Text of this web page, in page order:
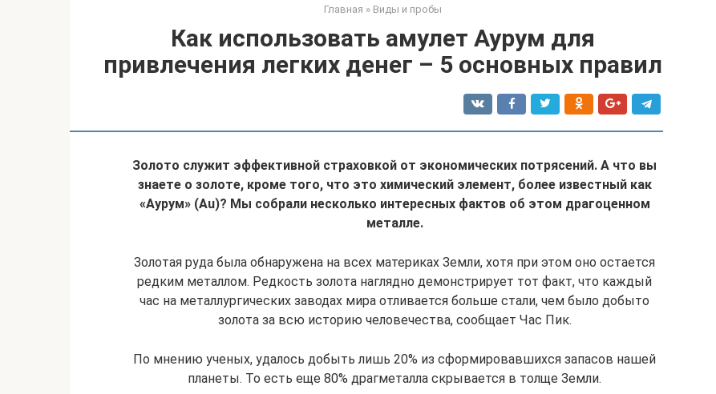
Главная » Виды и пробы
Как использовать амулет Аурум для
привлечения легких денег – 5 основных правил
Золото служит эффективной страховкой от экономических потрясений. А что вы
знаете о золоте, кроме того, что это химический элемент, более известный как
«Аурум» (Au)? Мы собрали несколько интересных фактов об этом драгоценном
металле.
Золотая руда была обнаружена на всех материках Земли, хотя при этом оно остается
редким металлом. Редкость золота наглядно демонстрирует тот факт, что каждый
час на металлургических заводах мира отливается больше стали, чем было добыто
золота за всю историю человечества, сообщает Час Пик.
По мнению ученых, удалось добыть лишь 20% из сформировавшихся запасов нашей
планеты. То есть еще 80% драгметалла скрывается в толще Земли.